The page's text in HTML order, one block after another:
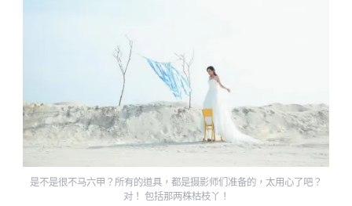
是不是很不马六甲？所有的道具，都是摄影师们准备的，太用心了吧？
对！ 包括那两株枯枝丫！